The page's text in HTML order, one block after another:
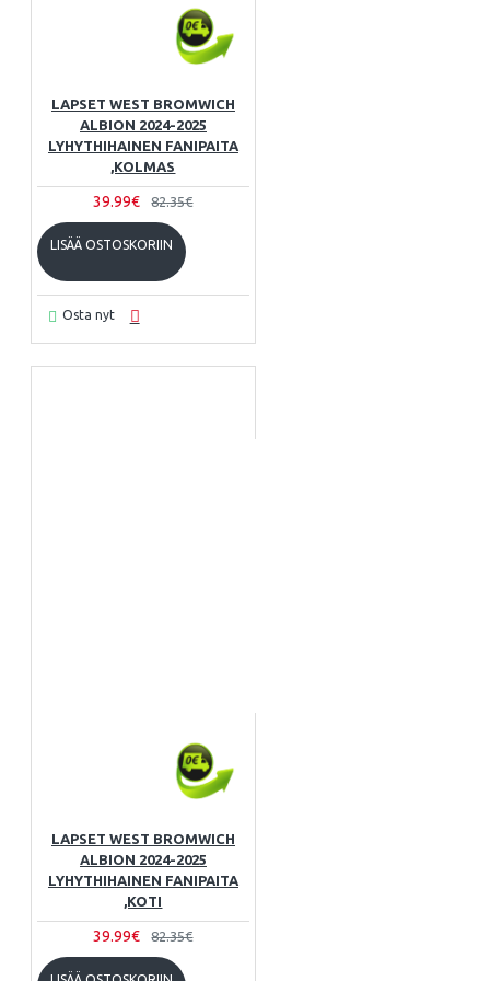
LAPSET WEST BROMWICH
ALBION 2024-2025
LYHYTHIHAINEN FANIPAITA
,KOLMAS
39.99€ 82.35€
LISÄÄ OSTOSKORIIN
Osta nyt
LAPSET WEST BROMWICH
ALBION 2024-2025
LYHYTHIHAINEN FANIPAITA
,KOTI
39.99€ 82.35€